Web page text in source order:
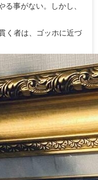
事がない。しかし、
く者は、ゴッホに近づ